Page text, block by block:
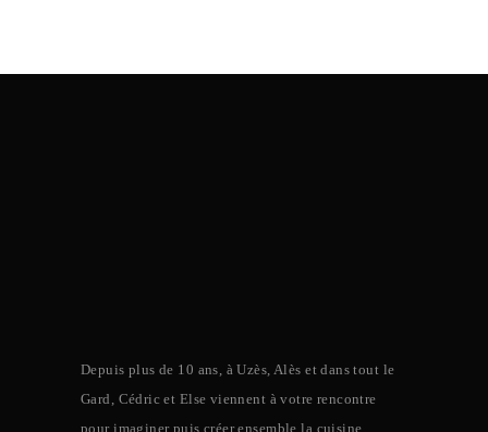
Depuis plus de 10 ans, à Uzès, Alès et dans tout le
Gard, Cédric et Else viennent à votre rencontre
pour imaginer puis créer ensemble la cuisine